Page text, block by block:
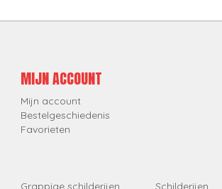
MIJN ACCOUNT
Mijn account
Bestelgeschiedenis
Favorieten
Grappige schilderijen Schilderijen